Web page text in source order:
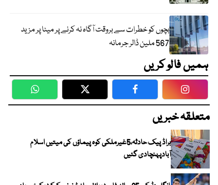
بچوں کو خطرات سے بروقت آگاہ نہ کرنے پر میٹا پر مزید
567 ملین ڈالر جرمانہ
ہمیں فالو کریں
WhatsApp Twitter Facebook
متعلقہ خبریں
براڈ پیک حادثہ،5غیرملکی کوہ پیماؤں کی میتیں اسلام
آبادپہنچادی گئیں